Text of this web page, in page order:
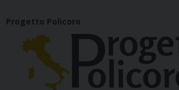
Progetto Policoro